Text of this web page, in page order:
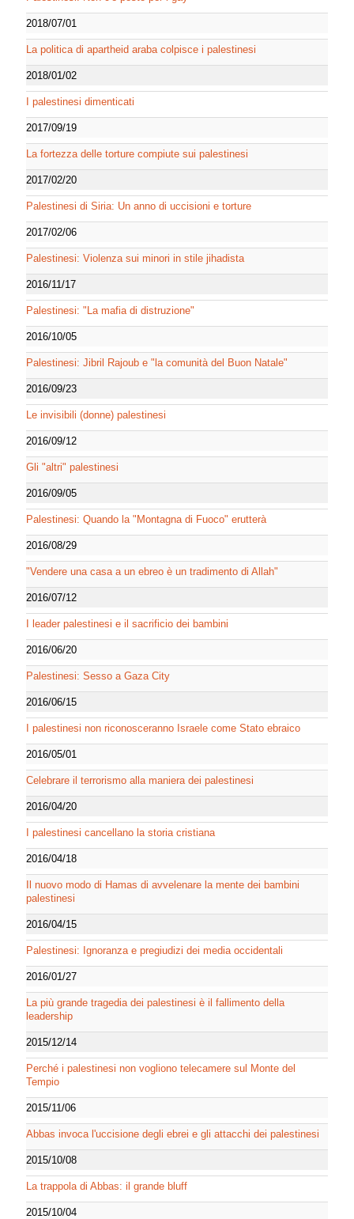
2018/07/01
La politica di apartheid araba colpisce i palestinesi
2018/01/02
I palestinesi dimenticati
2017/09/19
La fortezza delle torture compiute sui palestinesi
2017/02/20
Palestinesi di Siria: Un anno di uccisioni e torture
2017/02/06
Palestinesi: Violenza sui minori in stile jihadista
2016/11/17
Palestinesi: "La mafia di distruzione"
2016/10/05
Palestinesi: Jibril Rajoub e "la comunità del Buon Natale"
2016/09/23
Le invisibili (donne) palestinesi
2016/09/12
Gli "altri" palestinesi
2016/09/05
Palestinesi: Quando la "Montagna di Fuoco" erutterà
2016/08/29
"Vendere una casa a un ebreo è un tradimento di Allah"
2016/07/12
I leader palestinesi e il sacrificio dei bambini
2016/06/20
Palestinesi: Sesso a Gaza City
2016/06/15
I palestinesi non riconosceranno Israele come Stato ebraico
2016/05/01
Celebrare il terrorismo alla maniera dei palestinesi
2016/04/20
I palestinesi cancellano la storia cristiana
2016/04/18
Il nuovo modo di Hamas di avvelenare la mente dei bambini
palestinesi
2016/04/15
Palestinesi: Ignoranza e pregiudizi dei media occidentali
2016/01/27
La più grande tragedia dei palestinesi è il fallimento della
leadership
2015/12/14
Perché i palestinesi non vogliono telecamere sul Monte del
Tempio
2015/11/06
Abbas invoca l'uccisione degli ebrei e gli attacchi dei palestinesi
2015/10/08
La trappola di Abbas: il grande bluff
2015/10/04